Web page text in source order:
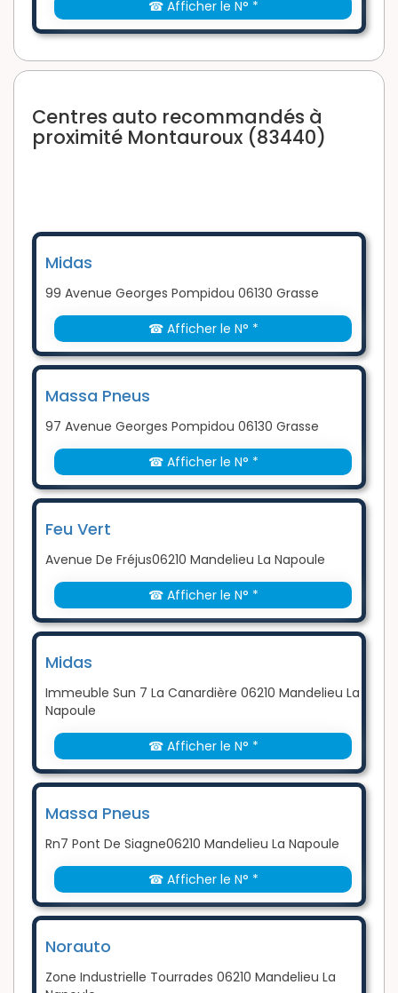
☎ Afficher le N° *
Centres auto recommandés à
proximité Montauroux (83440)
Midas
99 Avenue Georges Pompidou 06130 Grasse
☎ Afficher le N° *
Massa Pneus
97 Avenue Georges Pompidou 06130 Grasse
☎ Afficher le N° *
Feu Vert
Avenue De Fréjus06210 Mandelieu La Napoule
☎ Afficher le N° *
Midas
Immeuble Sun 7 La Canardière 06210 Mandelieu La
Napoule
☎ Afficher le N° *
Massa Pneus
Rn7 Pont De Siagne06210 Mandelieu La Napoule
☎ Afficher le N° *
Norauto
Zone Industrielle Tourrades 06210 Mandelieu La